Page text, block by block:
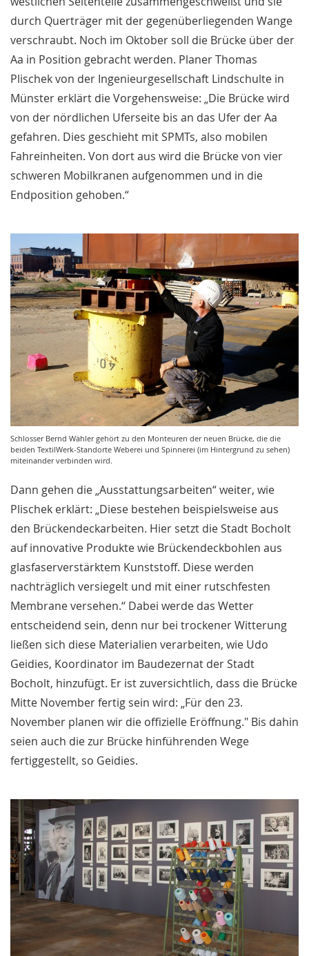
durch Querträger mit der gegenüberliegenden Wange
verschraubt. Noch im Oktober soll die Brücke über der
Aa in Position gebracht werden. Planer Thomas
Plischek von der Ingenieurgesellschaft Lindschulte in
Münster erklärt die Vorgehensweise: „Die Brücke wird
von der nördlichen Uferseite bis an das Ufer der Aa
gefahren. Dies geschieht mit SPMTs, also mobilen
Fahreinheiten. Von dort aus wird die Brücke von vier
schweren Mobilkranen aufgenommen und in die
Endposition gehoben.“
Schlosser Bernd Wähler gehört zu den Monteuren der neuen Brücke, die die
beiden TextilWerk-Standorte Weberei und Spinnerei (im Hintergrund zu sehen)
miteinander verbinden wird.
Dann gehen die „Ausstattungsarbeiten“ weiter, wie
Plischek erklärt: „Diese bestehen beispielsweise aus
den Brückendeckarbeiten. Hier setzt die Stadt Bocholt
auf innovative Produkte wie Brückendeckbohlen aus
glasfaserverstärktem Kunststoff. Diese werden
nachträglich versiegelt und mit einer rutschfesten
Membrane versehen.“ Dabei werde das Wetter
entscheidend sein, denn nur bei trockener Witterung
ließen sich diese Materialien verarbeiten, wie Udo
Geidies, Koordinator im Baudezernat der Stadt
Bocholt, hinzufügt. Er ist zuversichtlich, dass die Brücke
Mitte November fertig sein wird: „Für den 23.
November planen wir die offizielle Eröffnung." Bis dahin
seien auch die zur Brücke hinführenden Wege
fertiggestellt, so Geidies.